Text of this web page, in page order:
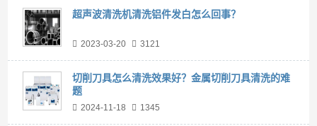
超声波清洗机清洗铝件发白怎么回事？
2023-03-20 3121
切削刀具怎么清洗效果好？金属切削刀具清洗的难
题
2024-11-18 1345